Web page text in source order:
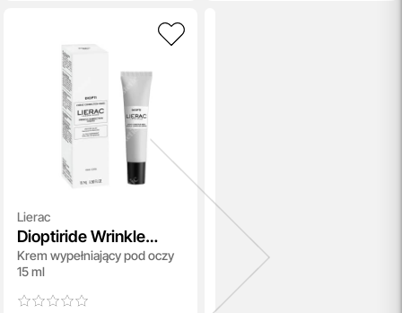
Lierac
Dioptiride Wrinkle
Correction Cream
Krem wypełniający pod oczy
15 ml